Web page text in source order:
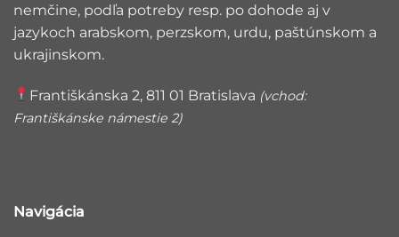
nemčine, podľa potreby resp. po dohode aj v
jazykoch arabskom, perzskom, urdu, paštúnskom a
ukrajinskom.
Františkánska 2, 811 01 Bratislava (vchod:
Františkánske námestie 2)
Navigácia